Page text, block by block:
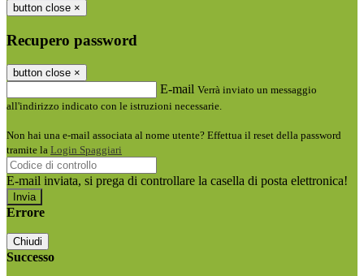
button close ×
Recupero password
button close ×
E-mail Verrà inviato un messaggio
all'indirizzo indicato con le istruzioni necessarie.
Non hai una e-mail associata al nome utente? Effettua il reset della password
tramite la Login Spaggiari
E-mail inviata, si prega di controllare la casella di posta elettronica!
Errore
Chiudi
Successo